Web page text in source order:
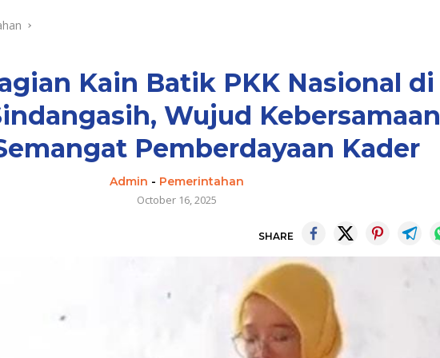
Kain Batik PKK Nasional di
Wujud Kebersamaan
Pemberdayaan Kader
Admin - Pemerintahan
October 16, 2025
SHARE